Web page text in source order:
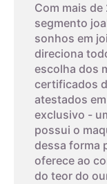
Com mais
segmento
sonhos em
direciona
escolha dos
certificados
atestados
exclusivo -
possui o
dessa forma
oferece ao
do teor do